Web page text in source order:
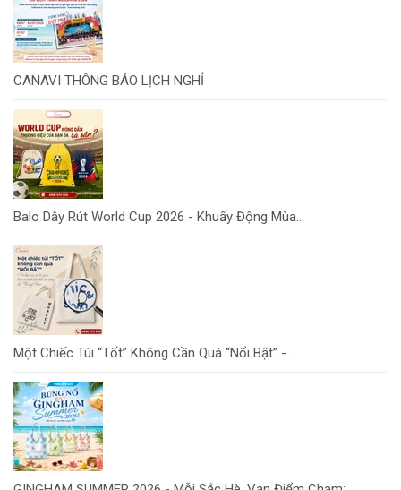
CANAVI THÔNG BÁO LỊCH NGHỈ
Balo Dây Rút World Cup 2026 - Khuấy Động Mùa...
Một Chiếc Túi “Tốt” Không Cần Quá “Nổi Bật” -...